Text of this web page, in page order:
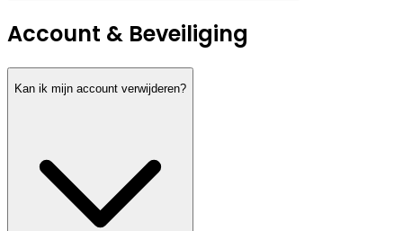
Account & Beveiliging
Kan ik mijn account verwijderen?